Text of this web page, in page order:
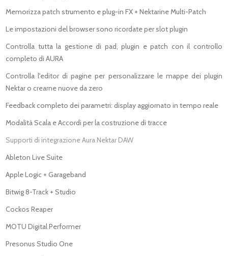
Memorizza patch strumento e plug-in FX + Nektarine Multi-Patch
Le impostazioni del browser sono ricordate per slot plugin
Controlla tutta la gestione di pad, plugin e patch con il controllo
completo di AURA
Controlla l'editor di pagine per personalizzare le mappe dei plugin
Nektar o crearne nuove da zero
Feedback completo dei parametri: display aggiornato in tempo reale
Modalità Scala e Accordi per la costruzione di tracce
Supporti di integrazione Aura Nektar DAW
Ableton Live Suite
Apple Logic + Garageband
Bitwig 8-Track + Studio
Cockos Reaper
MOTU Digital Performer
Presonus Studio One